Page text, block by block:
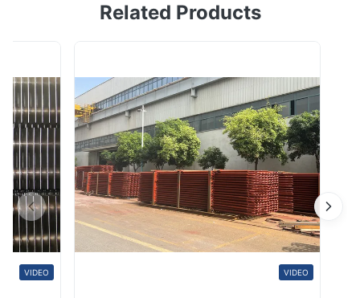
الهواء التسخين يقاوم Corten Steel التأثيرات المسببة للتآكل
اللون البني الغامق ، مما يمنع الاختراق الأعمق ، وبالتالي يوفر
تكلفة الحاجة إلى الطلاء والص...
Related Products